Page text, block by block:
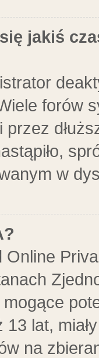
jakiś
forów
przez
w
Online
13 lat,
na